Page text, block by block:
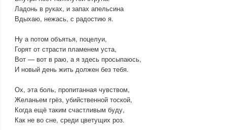
Ладонь в руках, и запах апельсина
Вдыхаю, нежась, с радостию я.
Ну а потом объятья, поцелуи,
Горят от страсти пламенем уста,
Вот — вот в раю, а я здесь просыпаюсь,
И новый день жить должен без тебя.
Ох, эта боль, пропитанная чувством,
Желаньем грёз, убийственной тоской,
Когда ещё таким счастливым буду,
Как не во сне, среди цветущих роз.